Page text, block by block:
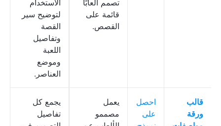
تصمم ألعابًا
قائمة على
القصص.
الاستخدام
لتوضيح سير
القصة
وتفاصيل
اللعبة
وموضع
العناصر.
قالب
ورقة
احصل
على
يعمل
مصممو
يجمع كل
تفاصيل